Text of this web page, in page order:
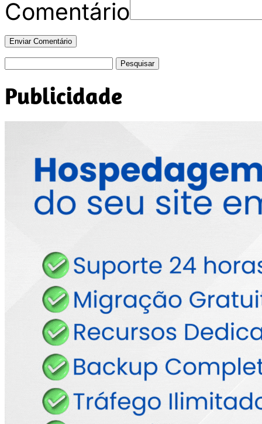
Comentário
Publicidade